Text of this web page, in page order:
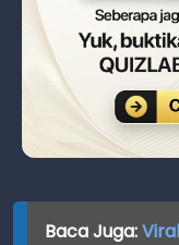
Baca Juga: